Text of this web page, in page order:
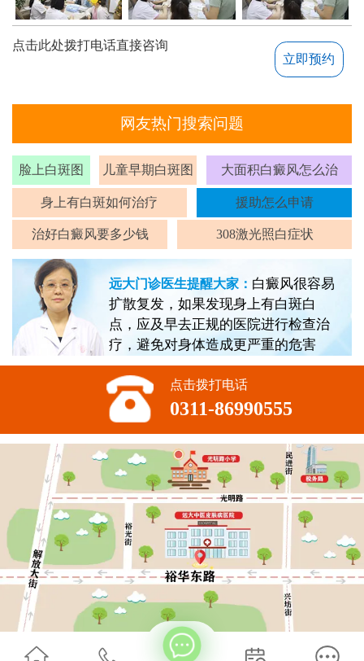
点击此处拨打电话直接咨询
立即预约
网友热门搜索问题
脸上白斑图 儿童早期白斑图 大面积白癜风怎么治
身上有白斑如何治疗 援助怎么申请
治好白癜风要多少钱 308激光照白症状
远大门诊医生提醒大家： 白癜风很容易
扩散复发，如果发现身上有白斑白
点，应及早去正规的医院进行检查治
疗，避免对身体造成更严重的危害
点击拨打电话
0311-86990555
不方便沟通的话，可以留下您的联系方式，稍后联系您